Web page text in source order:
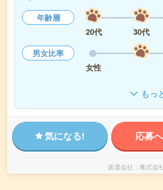
年齢層
20代
30代
男女比率
女性
もっ
気になる! 応募
派遣会社 株式会